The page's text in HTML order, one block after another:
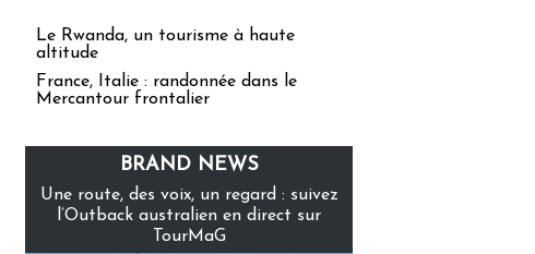
Le Rwanda, un tourisme à haute
altitude
France, Italie : randonnée dans le
Mercantour frontalier
BRAND NEWS
Une route, des voix, un regard : suivez
l’Outback australien en direct sur
TourMaG